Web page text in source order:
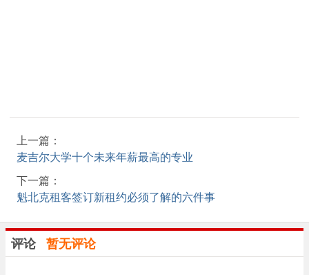
上一篇：
麦吉尔大学十个未来年薪最高的专业
下一篇：
魁北克租客签订新租约必须了解的六件事
评论 暂无评论